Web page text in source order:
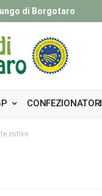
di Borgotaro
CONFEZIONATORI
estive